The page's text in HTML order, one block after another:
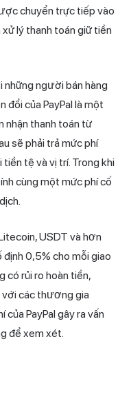
chuyển trực tiếp vào
lý thanh toán giữ tiền
người bán hàng
đổi của PayPal là một
nhận thanh toán từ
sẽ phải trả mức phí
tệ và vị trí. Trong khi
cùng một mức phí cố
USDT và hơn
định 0,5% cho mỗi giao
có rủi ro hoàn tiền,
với các thương gia
PayPal gây ra vấn
để xem xét.